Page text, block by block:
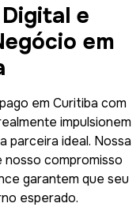
e
em
em Curitiba com
impulsionem
parceira ideal. Nossa
nosso compromisso
garantem que seu
esperado.